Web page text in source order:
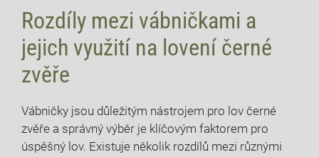
Rozdíly mezi vábničkami a
jejich využití na lovení černé
zvěře
Vábničky jsou důležitým nástrojem pro lov černé
zvěře a správný výběr je klíčovým faktorem pro
úspěšný lov. Existuje několik rozdílů mezi různými